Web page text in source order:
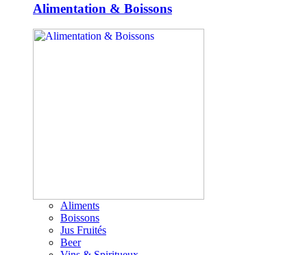
Alimentation & Boissons
Aliments
Boissons
Jus Fruités
Beer